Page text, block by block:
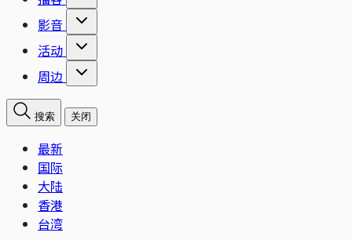
影音
活动
周边
搜索 关闭
最新
国际
大陆
香港
台湾